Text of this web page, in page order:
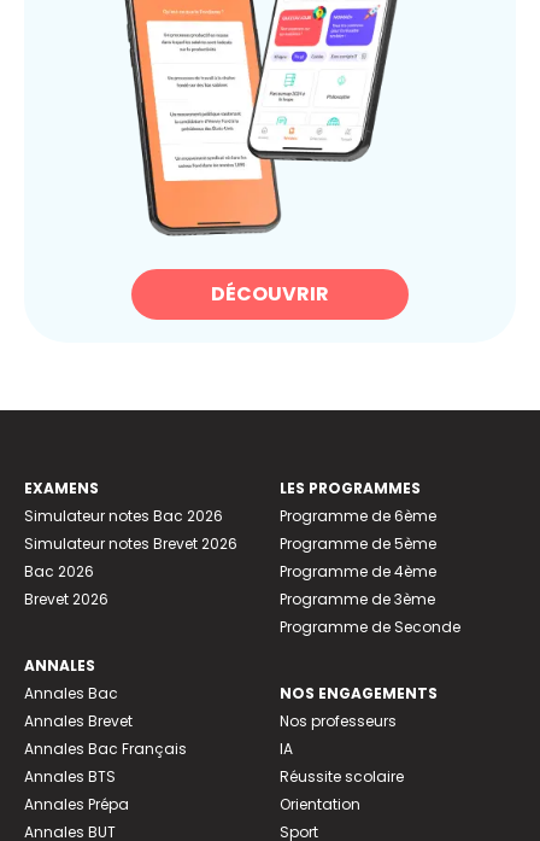
DÉCOUVRIR
EXAMENS
Simulateur notes Bac 2026
Simulateur notes Brevet 2026
Bac 2026
Brevet 2026
ANNALES
Annales Bac
Annales Brevet
Annales Bac Français
Annales BTS
Annales Prépa
Annales BUT
LES PROGRAMMES
Programme de 6ème
Programme de 5ème
Programme de 4ème
Programme de 3ème
Programme de Seconde
NOS ENGAGEMENTS
Nos professeurs
IA
Réussite scolaire
Orientation
Sport